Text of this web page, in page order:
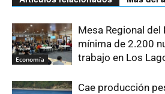
Economía
Mesa Regional
mínima de 2.200
trabajo en Los
Cae producción